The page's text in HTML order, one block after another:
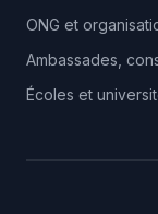
ONG et
Ambassades,
Écoles et